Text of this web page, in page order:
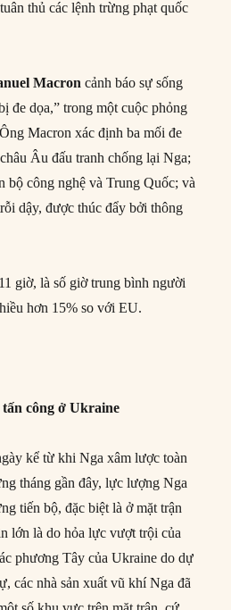
thủ các lệnh trừng phạt quốc
Macron cảnh báo sự sống
đe dọa,” trong một cuộc phỏng
Macron xác định ba mối đe
Âu đấu tranh chống lại Nga;
bộ công nghệ và Trung Quốc; và
dậy, được thúc đẩy bởi thông
giờ, là số giờ trung bình người
hơn 15% so với EU.
công ở Ukraine
kể từ khi Nga xâm lược toàn
tháng gần đây, lực lượng Nga
tiến bộ, đặc biệt là ở mặt trận
lớn là do hỏa lực vượt trội của
phương Tây của Ukraine do dự
các nhà sản xuất vũ khí Nga đã